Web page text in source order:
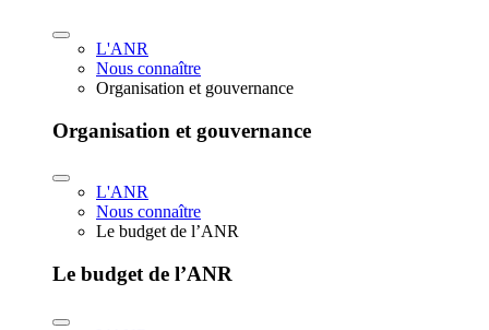
L'ANR
Nous connaître
Organisation et gouvernance
Organisation et gouvernance
L'ANR
Nous connaître
Le budget de l’ANR
Le budget de l’ANR